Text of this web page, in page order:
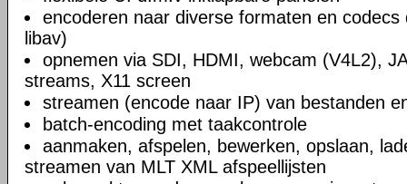
encoderen naar diverse formaten en codecs
libav)
opnemen via SDI, HDMI, webcam (V4L2),
streams, X11 screen
streamen (encode naar IP) van bestanden
batch-encoding met taakcontrole
aanmaken, afspelen, bewerken, opslaan,
streamen van MLT XML afspeellijsten